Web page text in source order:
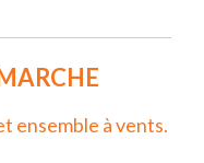
ensemble à vents.